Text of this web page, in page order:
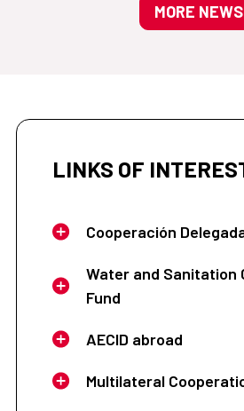
MORE NEWS
LINKS OF
Cooperación
Water and Sanitation
Fund
AECID abroad
Multilateral